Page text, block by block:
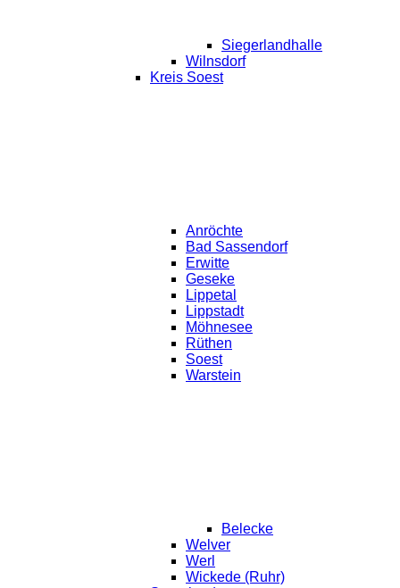
Siegerlandhalle
Wilnsdorf
Kreis Soest
Anröchte
Bad Sassendorf
Erwitte
Geseke
Lippetal
Lippstadt
Möhnesee
Rüthen
Soest
Warstein
Belecke
Welver
Werl
Wickede (Ruhr)